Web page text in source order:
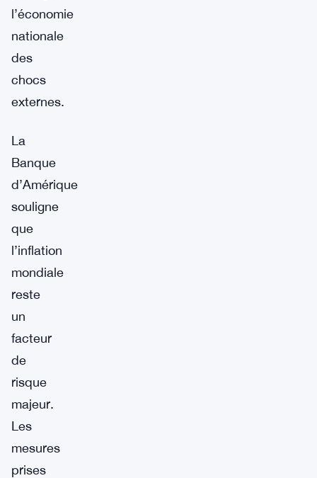
l’économie
nationale
des
chocs
externes.
La
Banque
d’Amérique
souligne
que
l’inflation
mondiale
reste
un
facteur
de
risque
majeur.
Les
mesures
prises